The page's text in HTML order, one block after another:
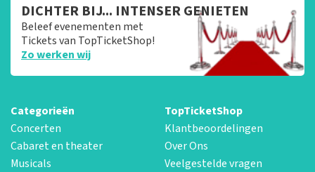
DICHTER BIJ... INTENSER GENIETEN
Beleef evenementen met
Tickets van TopTicketShop!
Zo werken wij
Categorieën
Concerten
Cabaret en theater
Musicals
TopTicketShop
Klantbeoordelingen
Over Ons
Veelgestelde vragen